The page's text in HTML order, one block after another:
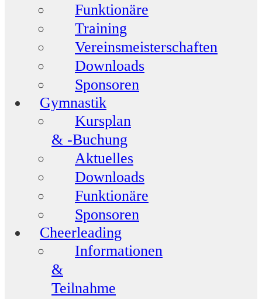
Funktionäre
Training
Vereinsmeisterschaften
Downloads
Sponsoren
Gymnastik
Kursplan
& -Buchung
Aktuelles
Downloads
Funktionäre
Sponsoren
Cheerleading
Informationen
&
Teilnahme